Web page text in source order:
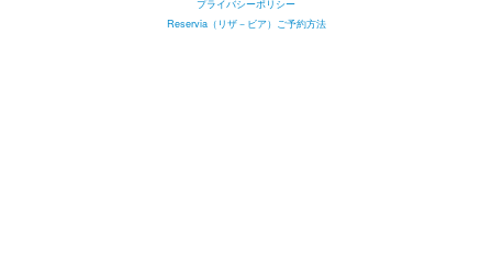
プライバシーポリシー
Reservia（リザ－ビア）ご予約方法